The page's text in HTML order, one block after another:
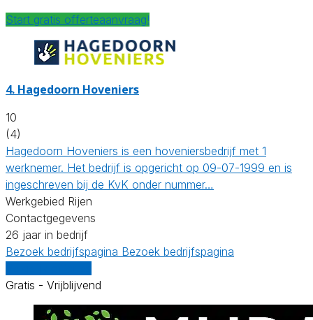
Start gratis offerteaanvraag!
4. Hagedoorn Hoveniers
10
(4)
Hagedoorn Hoveniers is een hoveniersbedrijf met 1
werknemer. Het bedrijf is opgericht op 09-07-1999 en is
ingeschreven bij de KvK onder nummer…
Werkgebied Rijen
Contactgegevens
26 jaar in bedrijf
Bezoek bedrijfspagina Bezoek bedrijfspagina
Gratis - Vrijblijvend